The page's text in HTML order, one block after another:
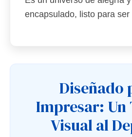
encapsulado, listo para ser
Diseñado
Impresar:
Visual al